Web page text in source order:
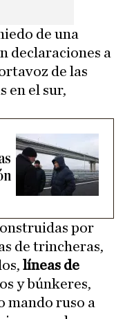
de una
declaraciones a
de las
en el sur,
por
de trincheras,
líneas de
y búnkeres,
mando ruso a